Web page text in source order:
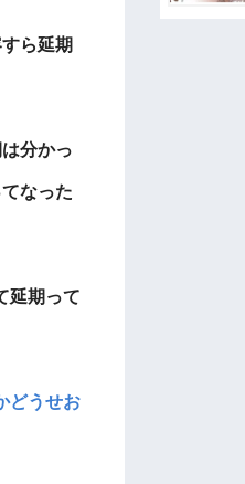
ら延期
分かっ
なった
延期って
どうせお